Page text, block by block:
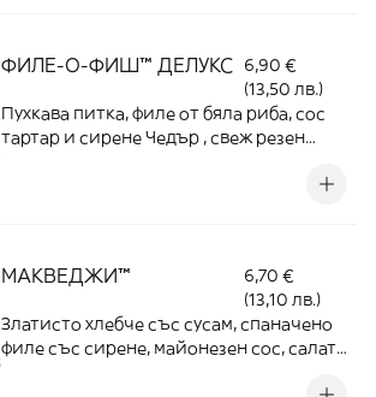
ФИЛЕ-О-ФИШ™ ДЕЛУКС 6,90 €
(13,50 лв.)
Пухкава питка, филе от бяла риба, сос
тартар и сирене Чедър , свеж резен
МАКВЕДЖИ™
6,70 €
(13,10 лв.)
Златисто хлебче със сусам, спаначено
филе със сирене, майонезен сос, салата